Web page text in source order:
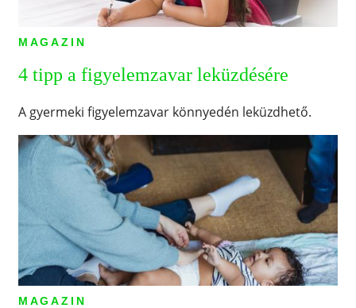
MAGAZIN
4 tipp a figyelemzavar leküzdésére
A gyermeki figyelemzavar könnyedén leküzdhető.
MAGAZIN